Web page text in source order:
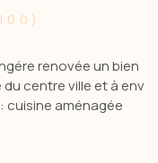
renovée un bien
centre ville et à env
cuisine aménagée